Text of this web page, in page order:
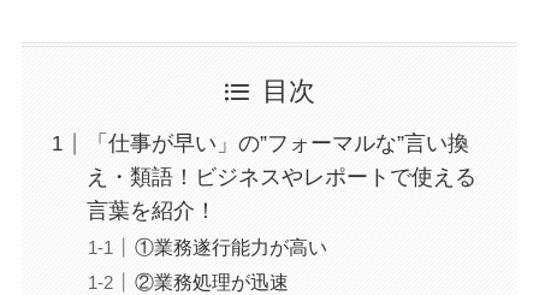
目次
「仕事が早い」の”フォーマルな”言い換
え・類語！ビジネスやレポートで使える
言葉を紹介！
①業務遂行能力が高い
②業務処理が迅速